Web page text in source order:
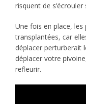
risquent de
Une fois en place, les
transplantées, car
déplacer perturberait
déplacer votre
refleurir.